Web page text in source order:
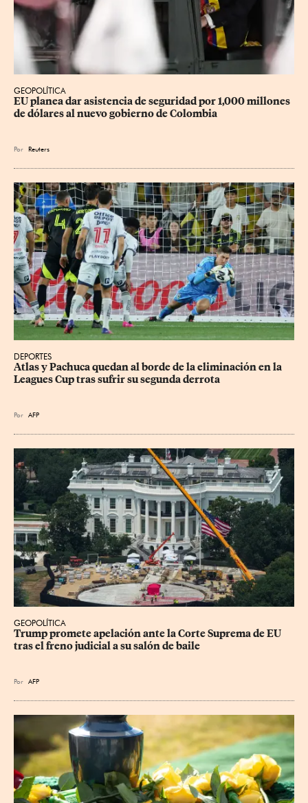
GEOPOLÍTICA
EU planea dar asistencia de seguridad por 1,000 millones
de dólares al nuevo gobierno de Colombia
Por Reuters
DEPORTES
Atlas y Pachuca quedan al borde de la eliminación en la
Leagues Cup tras sufrir su segunda derrota
Por AFP
GEOPOLÍTICA
Trump promete apelación ante la Corte Suprema de EU
tras el freno judicial a su salón de baile
Por AFP